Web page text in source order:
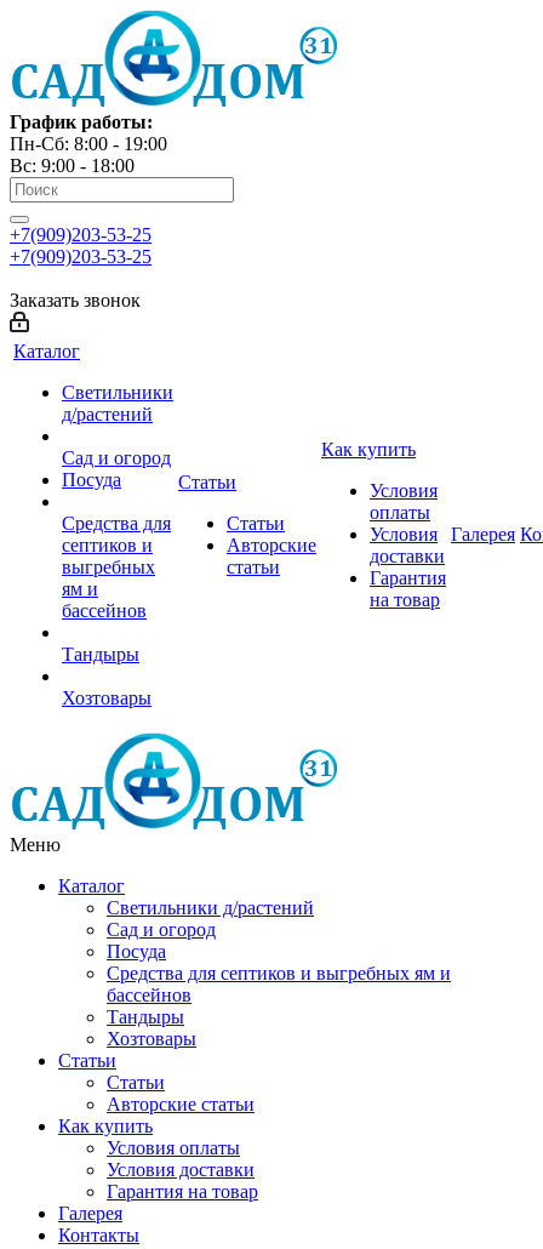
График работы:
Пн-Сб: 8:00 - 19:00
Вс: 9:00 - 18:00
+7(909)203-53-25
+7(909)203-53-25
Заказать звонок
Каталог
Светильники
д/растений
Сад и огород
Посуда
Средства для
септиков и
выгребных
ям и
бассейнов
Тандыры
Хозтовары
Статьи
Статьи
Авторские
статьи
Как купить
Условия
оплаты
Условия
доставки
Гарантия
на товар
Галерея
Меню
Каталог
Светильники д/растений
Сад и огород
Посуда
Средства для септиков и выгребных ям и
бассейнов
Тандыры
Хозтовары
Статьи
Статьи
Авторские статьи
Как купить
Условия оплаты
Условия доставки
Гарантия на товар
Галерея
Контакты